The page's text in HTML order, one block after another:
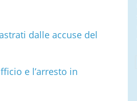
dalle accuse del
e l’arresto in